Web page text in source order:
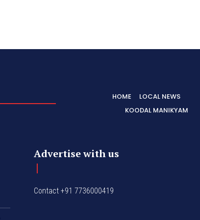
HOME
LOCAL NEWS
KOODAL MANIKYAM
Advertise with us
Contact +91 7736000419